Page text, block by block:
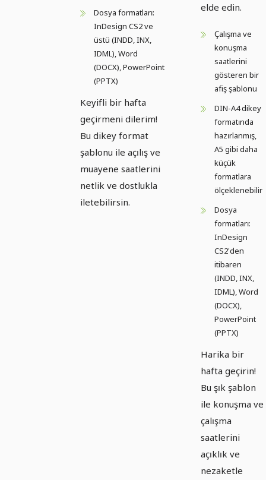
Dosya formatları:
InDesign CS2 ve
üstü (INDD, INX,
IDML), Word
(DOCX), PowerPoint
(PPTX)
Keyifli bir hafta
geçirmeni dilerim!
Bu dikey format
şablonu ile açılış ve
muayene saatlerini
netlik ve dostlukla
iletebilirsin.
elde edin.
Çalışma ve
konuşma
saatlerini
gösteren bir
afiş şablonu
DIN-A4 dikey
formatında
hazırlanmış,
A5 gibi daha
küçük
formatlara
ölçeklenebilir
Dosya
formatları:
InDesign
CS2'den
itibaren
(INDD, INX,
IDML), Word
(DOCX),
PowerPoint
(PPTX)
Harika bir
hafta geçirin!
Bu şık şablon
ile konuşma ve
çalışma
saatlerini
açıklık ve
nezaketle